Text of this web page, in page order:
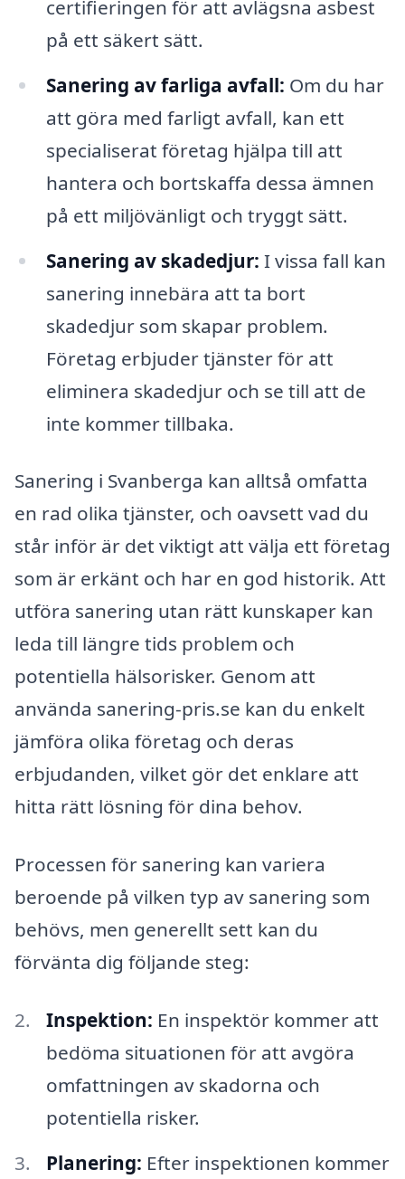
certifieringen för att avlägsna asbest
på ett säkert sätt.
Sanering av farliga avfall: Om du har
att göra med farligt avfall, kan ett
specialiserat företag hjälpa till att
hantera och bortskaffa dessa ämnen
på ett miljövänligt och tryggt sätt.
Sanering av skadedjur: I vissa fall kan
sanering innebära att ta bort
skadedjur som skapar problem.
Företag erbjuder tjänster för att
eliminera skadedjur och se till att de
inte kommer tillbaka.
Sanering i Svanberga kan alltså omfatta
en rad olika tjänster, och oavsett vad du
står inför är det viktigt att välja ett företag
som är erkänt och har en god historik. Att
utföra sanering utan rätt kunskaper kan
leda till längre tids problem och
potentiella hälsorisker. Genom att
använda sanering-pris.se kan du enkelt
jämföra olika företag och deras
erbjudanden, vilket gör det enklare att
hitta rätt lösning för dina behov.
Processen för sanering kan variera
beroende på vilken typ av sanering som
behövs, men generellt sett kan du
förvänta dig följande steg:
Inspektion: En inspektör kommer att
bedöma situationen för att avgöra
omfattningen av skadorna och
potentiella risker.
Planering: Efter inspektionen kommer